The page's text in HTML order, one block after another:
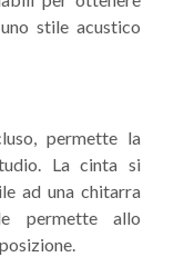
stile acustico
permette la
La cinta si
ad una chitarra
permette allo